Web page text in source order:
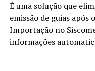
É uma solução que
emissão de guias após
Importação no
informações